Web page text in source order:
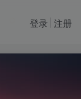
登录 注册